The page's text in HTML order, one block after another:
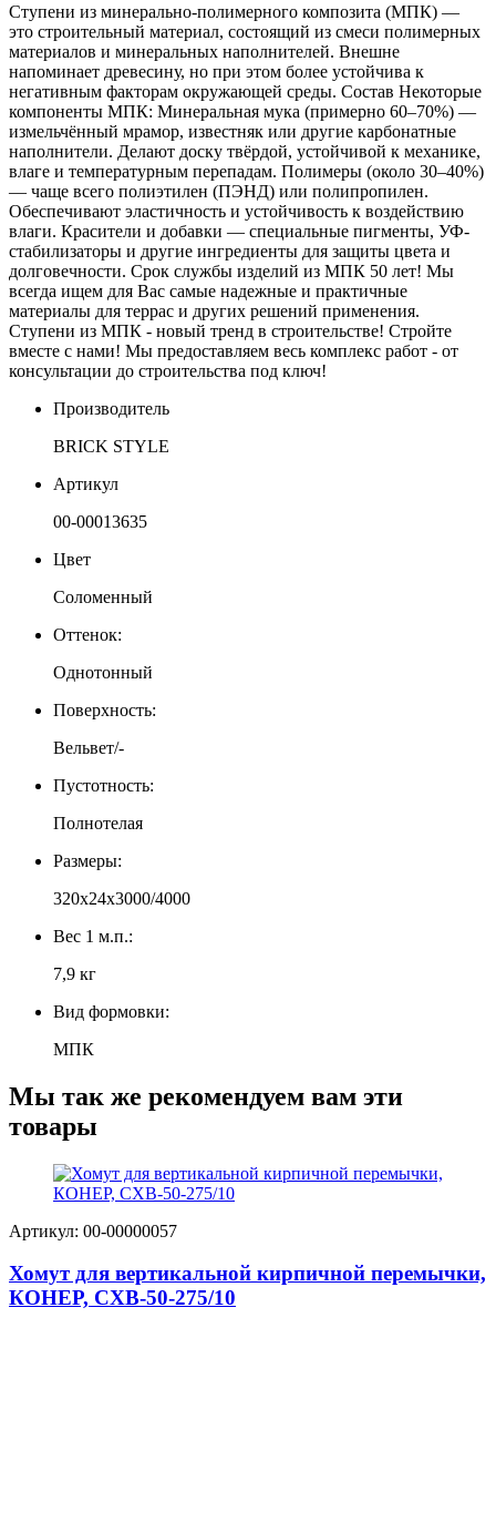
Ступени из минерально-полимерного композита (МПК) —
это строительный материал, состоящий из смеси полимерных
материалов и минеральных наполнителей. Внешне
напоминает древесину, но при этом более устойчива к
негативным факторам окружающей среды. Состав Некоторые
компоненты МПК: Минеральная мука (примерно 60–70%) —
измельчённый мрамор, известняк или другие карбонатные
наполнители. Делают доску твёрдой, устойчивой к механике,
влаге и температурным перепадам. Полимеры (около 30–40%)
— чаще всего полиэтилен (ПЭНД) или полипропилен.
Обеспечивают эластичность и устойчивость к воздействию
влаги. Красители и добавки — специальные пигменты, УФ-
стабилизаторы и другие ингредиенты для защиты цвета и
долговечности. Срок службы изделий из МПК 50 лет! Мы
всегда ищем для Вас самые надежные и практичные
материалы для террас и других решений применения.
Ступени из МПК - новый тренд в строительстве! Стройте
вместе с нами! Мы предоставляем весь комплекс работ - от
консультации до строительства под ключ!
Производитель
BRICK STYLE
Артикул
00-00013635
Цвет
Соломенный
Оттенок:
Однотонный
Поверхность:
Вельвет/-
Пустотность:
Полнотелая
Размеры:
320х24х3000/4000
Вес 1 м.п.:
7,9 кг
Вид формовки:
МПК
Мы так же рекомендуем вам эти
товары
Артикул: 00-00000057
Хомут для вертикальной кирпичной перемычки,
КОНЕР, СХВ-50-275/10